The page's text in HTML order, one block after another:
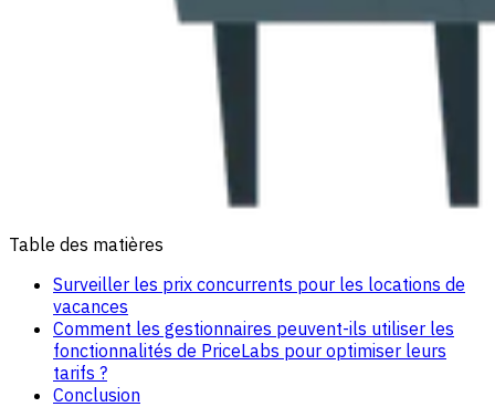
Table des matières
Surveiller les prix concurrents pour les locations de
vacances
Comment les gestionnaires peuvent-ils utiliser les
fonctionnalités de PriceLabs pour optimiser leurs
tarifs ?
Conclusion